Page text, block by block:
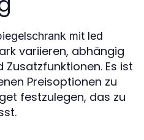
mit led
variieren, abhängig
Es ist
Preisoptionen zu
festzulegen, das zu